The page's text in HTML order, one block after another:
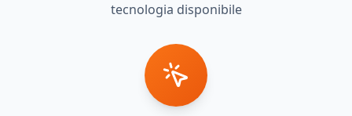
tecnologia disponibile